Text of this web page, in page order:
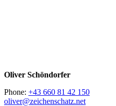
Oliver Schöndorfer
Phone: +43 660 81 42 150
oliver@zeichenschatz.net